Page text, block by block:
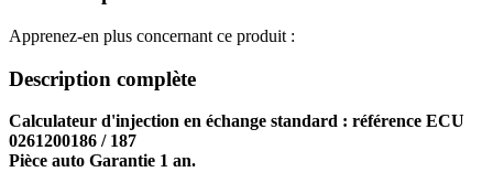
Apprenez-en plus concernant ce produit :
Description complète
Calculateur d'injection en échange standard : référence ECU
0261200186 / 187
Pièce auto Garantie 1 an.